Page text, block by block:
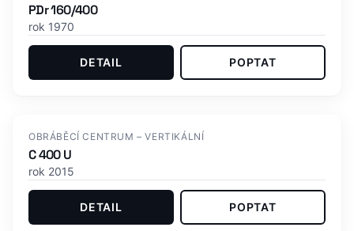
PDr 160/400
rok 1970
DETAIL POPTAT
OBRÁBĚCÍ CENTRUM – VERTIKÁLNÍ
C 400 U
rok 2015
DETAIL POPTAT